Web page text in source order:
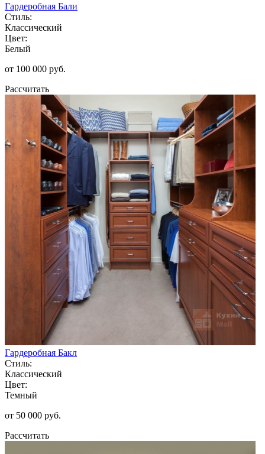
Гардеробная Бали
Стиль:
Классический
Цвет:
Белый
от 100 000 руб.
Рассчитать
Гардеробная Бакл
Стиль:
Классический
Цвет:
Темный
от 50 000 руб.
Рассчитать